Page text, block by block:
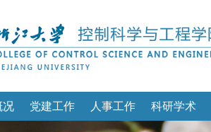
况 党建工作 人事工作 科研学术